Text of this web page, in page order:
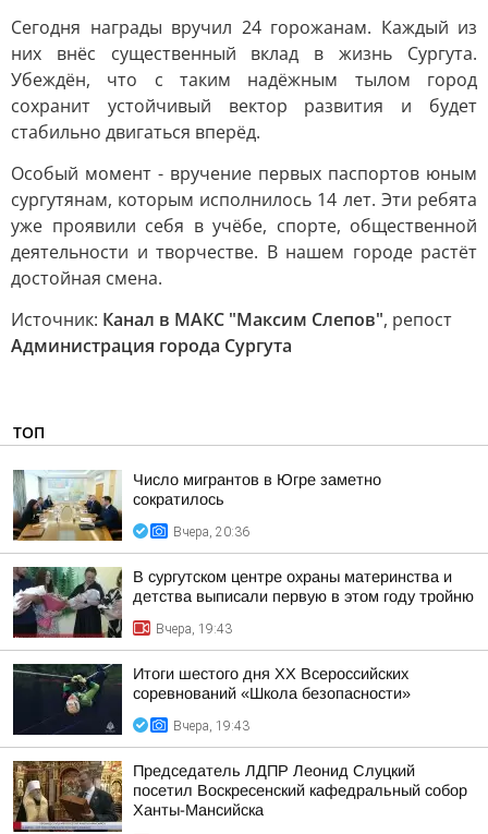
Сегодня награды вручил 24 горожанам. Каждый из
них внёс существенный вклад в жизнь Сургута.
Убеждён, что с таким надёжным тылом город
сохранит устойчивый вектор развития и будет
стабильно двигаться вперёд.
Особый момент - вручение первых паспортов юным
сургутянам, которым исполнилось 14 лет. Эти ребята
уже проявили себя в учёбе, спорте, общественной
деятельности и творчестве. В нашем городе растёт
достойная смена.
Источник: Канал в МАКС "Максим Слепов", репост
Администрация города Сургута
ТОП
Число мигрантов в Югре заметно
сократилось
Вчера, 20:36
В сургутском центре охраны материнства и
детства выписали первую в этом году тройню
Вчера, 19:43
Итоги шестого дня XX Всероссийских
соревнований «Школа безопасности»
Вчера, 19:43
Председатель ЛДПР Леонид Слуцкий
посетил Воскресенский кафедральный собор
Ханты-Мансийска